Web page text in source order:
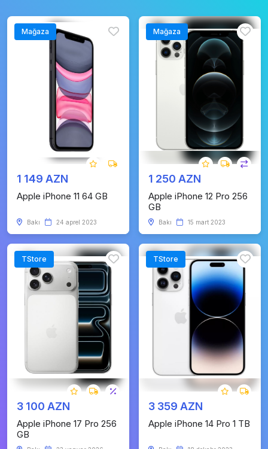
Mağaza
1 149 AZN
Apple iPhone 11 64 GB
Bakı 24 aprel 2023
Mağaza
1 250 AZN
Apple iPhone 12 Pro 256
GB
Bakı 15 mart 2023
TStore
3 100 AZN
Apple iPhone 17 Pro 256
GB
TStore
3 359 AZN
Apple iPhone 14 Pro 1 TB